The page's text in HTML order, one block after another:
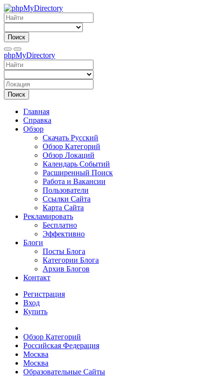
Поиск
phpMyDirectory
Поиск
Главная
Справка
Обзор
Скачать Русский
Обзор Категорий
Обзор Локаций
Календарь Событий
Расширенный Поиск
Работа и Вакансии
Пользователи
Ссылки Сайта
Карта Сайта
Рекламировать
Бесплатно
Эффективно
Блоги
Посты Блога
Категории Блога
Архив Блогов
Контакт
Регистрация
Вход
Купить
Обзор Категорий
Российская Федерация
Москва
Москва
Образовательные Сайты